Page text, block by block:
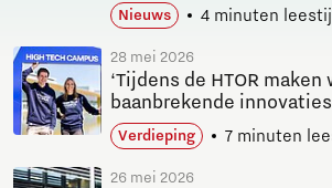
Nieuws 4 minuten
28 mei 2026
‘Tijdens de HTOR maken
baanbrekende
Verdieping 7 minuten
26 mei 2026